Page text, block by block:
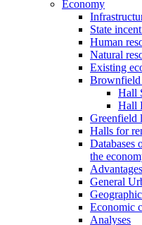
Economy
State
Human
Natural
Existing
Brownfield
Hall
Hall
Greenfield
Halls for
Databases
the
General
Еconomic
Analyses